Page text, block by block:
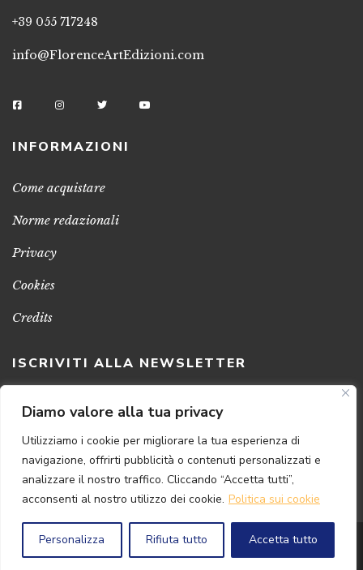
Diamo valore alla tua privacy
Utilizziamo i cookie per migliorare la tua esperienza di
navigazione, offrirti pubblicità o contenuti personalizzati e
analizzare il nostro traffico. Cliccando “Accetta tutti”,
acconsenti al nostro utilizzo dei cookie. Politica sui cookie
Personalizza Rifiuta tutto Accetta tutto
+39 055 717248
info@FlorenceArtEdizioni.com
INFORMAZIONI
Come acquistare
Norme redazionali
Privacy
Cookies
Credits
ISCRIVITI ALLA NEWSLETTER
Clicca sul pulsante per ricevere le nostre ultime novità,
notizie e promozioni
ISCRIVITI ADESSO
© 2024 FlorenceArtEdizioni | P.IVA 04813630482
Powered by{SP} Digital & Consulting